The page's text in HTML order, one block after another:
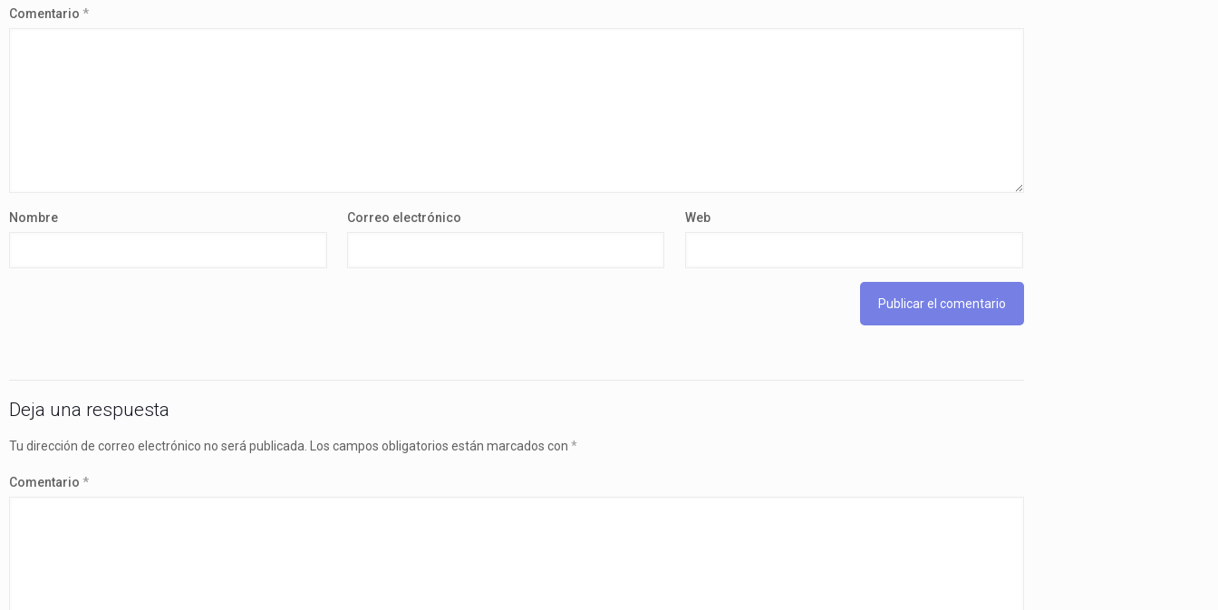
Comentario *
Nombre Correo electrónico Web
Deja una respuesta
Tu dirección de correo electrónico no será publicada. Los campos obligatorios están marcados con *
Comentario *